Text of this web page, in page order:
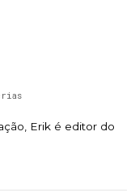
Erik é editor do